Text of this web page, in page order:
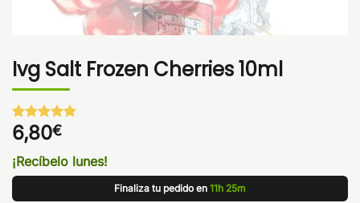
Ivg Salt Frozen Cherries 10ml
Valorado
con5de 5
en base a
1
valoración
de un
6,80€
¡Recíbelo lunes!
Finaliza tu pedido en 11h 25m